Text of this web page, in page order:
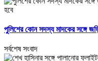
পুলিশের কোন সদস্য মাদকের সঙ্গে
সর্বশেষ সংবাদ